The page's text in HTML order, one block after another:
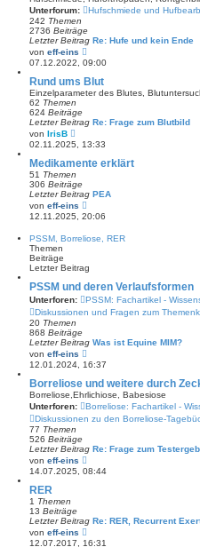
t
e
B
e
t
a
g
Unterforum:
Hufschmiede und
242 Themen
2736 Beiträge
Letzter Beitrag Re: Hufe und kein Ende
von eff-eins
e
u
e
s
t
B
i
r
07.12.2022, 09:00
Rund ums Blut
Einzelparameter des Blutes,
62 Themen
624 Beiträge
Letzter Beitrag Re: Frage zum Blutbild
von IrisB
e
u
e
s
t
e
r
B
e
t
g
02.11.2025, 13:33
Medikamente erklärt
51 Themen
306 Beiträge
Letzter Beitrag PEA
von eff-eins
e
u
s
r
B
e
i
t
g
12.11.2025, 20:06
PSSM, Borreliose, RER
Themen
Beiträge
Letzter Beitrag
PSSM und deren Verlaufsformen
Unterforen: PSSM: Fachartikel -
Diskussionen und Fragen zum
20 Themen
868 Beiträge
Letzter Beitrag Was ist Equine MIM?
von eff-eins
e
u
e
s
t
e
r
i
r
12.01.2024, 16:37
Borreliose und weitere durch
Borreliose,Ehrlichiose, Babesiose
Unterforen:
Borreliose: Fachartikel -
Diskussionen zu den Borreliose-
77 Themen
526 Beiträge
Letzter Beitrag Re: Frage zum
von eff-eins
e
u
r
e
14.07.2025, 08:44
RER
1 Themen
13 Beiträge
Letzter Beitrag Re: RER, Recurrent
von eff-eins
e
u
12.07.2017, 16:31